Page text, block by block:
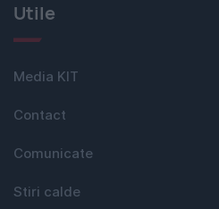
Utile
Media KIT
Contact
Comunicate
Stiri calde